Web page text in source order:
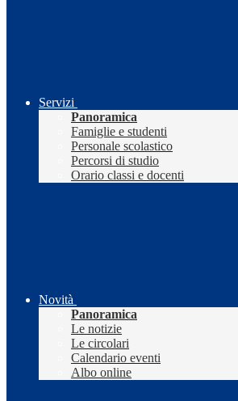
Servizi
Panoramica
Famiglie e studenti
Personale scolastico
Percorsi di studio
Orario classi e docenti
Novità
Panoramica
Le notizie
Le circolari
Calendario eventi
Albo online